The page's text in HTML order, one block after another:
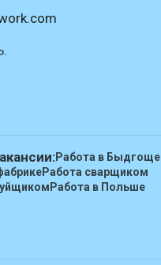
Работа в Быдгоще
Работа сварщиком
Работа в Польше